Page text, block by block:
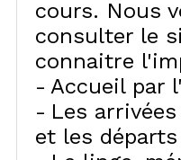
cours. Nous
consulter le
connaitre
Accueil par
Les
et les